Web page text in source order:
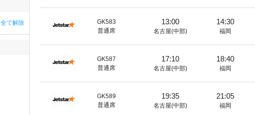
全て解除
GK583
普通席
13:00
名古屋(中部)
14:30
福岡
GK587
普通席
17:10
名古屋(中部)
18:40
福岡
GK589
普通席
19:35
名古屋(中部)
21:05
福岡